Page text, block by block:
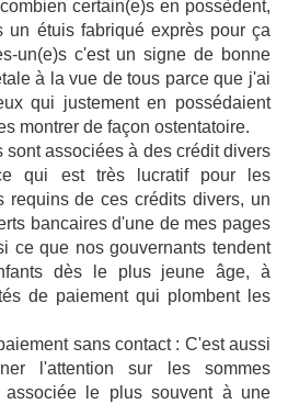
certain(e)s en possèdent,
un étuis fabriqué exprès pour ça
un(e)s c'est un signe de bonne
à la vue de tous parce que j'ai
qui justement en possédaient
montrer de façon ostentatoire.
sont associées à des crédit divers
qui est très lucratif pour les
requins de ces crédits divers, un
bancaires d'une de mes pages
ce que nos gouvernants tendent
dès le plus jeune âge, à
de paiement qui plombent les
sans contact : C'est aussi
l'attention sur les sommes
associée le plus souvent à une